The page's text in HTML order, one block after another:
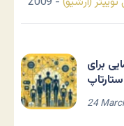
برای
24